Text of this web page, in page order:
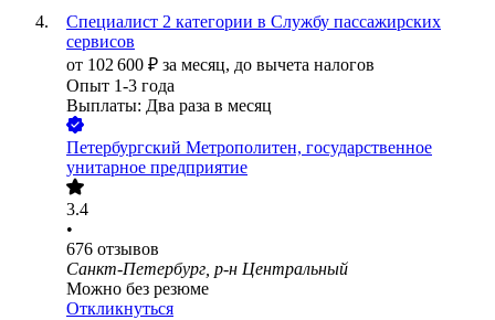
Специалист 2 категории в Службу пассажирских
сервисов
от 102 600 ₽ за месяц, до вычета налогов
Опыт 1-3 года
Выплаты: Два раза в месяц
Петербургский Метрополитен, государственное
унитарное предприятие
3.4
•
676 отзывов
Санкт-Петербург, р-н Центральный
Можно без резюме
Откликнуться